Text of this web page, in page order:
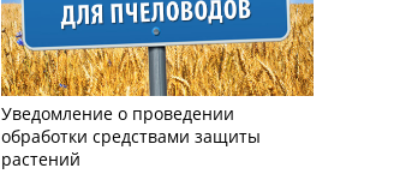
Уведомление о проведении
обработки средствами защиты
растений